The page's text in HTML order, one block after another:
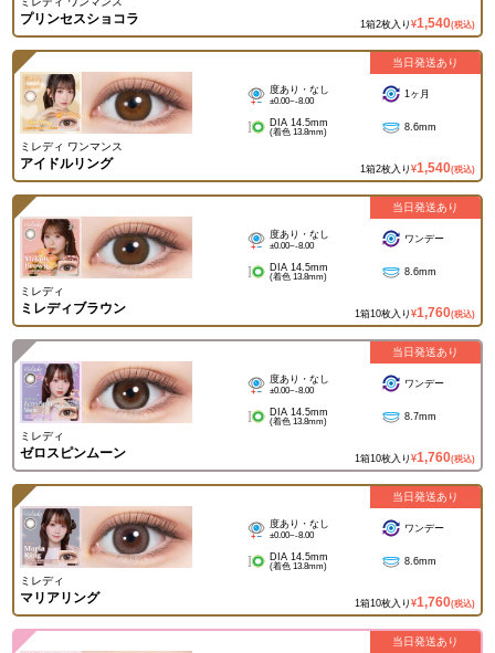
プリンセスショコラ 1箱2枚入り ¥1,540(税込)
ミレディ ワンマンス
アイドルリング
度あり・なし
±0.00~-8.00
1ヶ月
DIA 14.5mm
(着色 13.8mm) 8.6mm
1箱2枚入り ¥1,540(税込)
当日発送あり
ミレディ
ミレディブラウン
度あり・なし
±0.00~-8.00
ワンデー
DIA 14.5mm
(着色 13.8mm) 8.6mm
1箱10枚入り ¥1,760(税込)
当日発送あり
ミレディ
ゼロスピンムーン
度あり・なし
±0.00~-8.00
ワンデー
DIA 14.5mm
(着色 13.8mm) 8.7mm
1箱10枚入り ¥1,760(税込)
当日発送あり
ミレディ
マリアリング
度あり・なし
±0.00~-8.00
ワンデー
DIA 14.5mm
(着色 13.8mm) 8.6mm
1箱10枚入り ¥1,760(税込)
当日発送あり
当日発送あり